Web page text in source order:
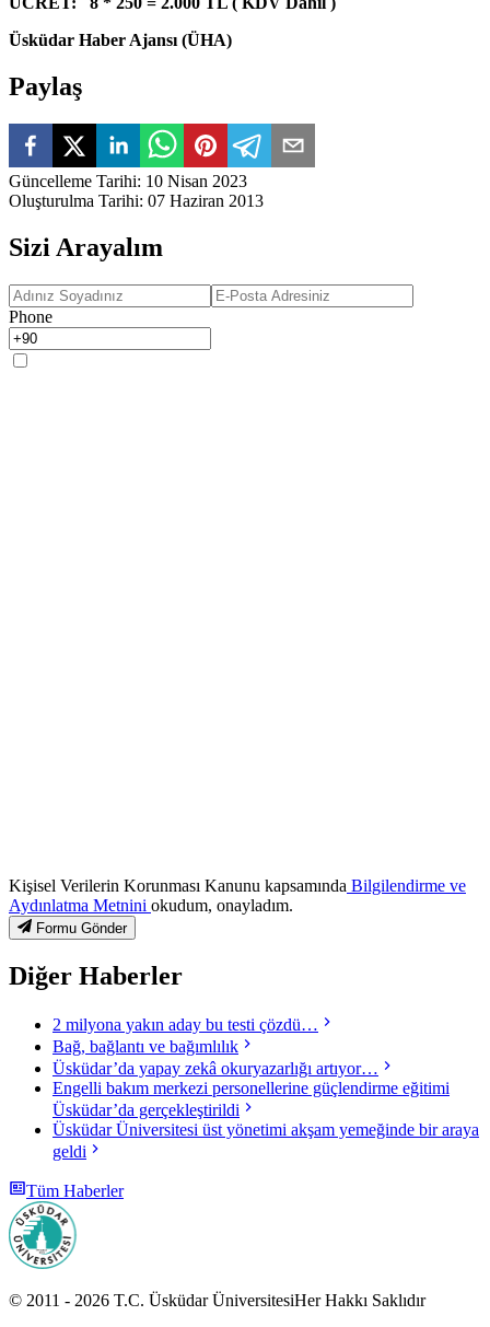
Üsküdar Haber Ajansı (ÜHA)
Paylaş
Güncelleme Tarihi: 10 Nisan 2023
Oluşturulma Tarihi: 07 Haziran 2013
Sizi Arayalım
Phone
Kişisel Verilerin Korunması Kanunu kapsamında Bilgilendirme ve
Aydınlatma Metnini okudum, onayladım.
Formu Gönder
Diğer Haberler
2 milyona yakın aday bu testi çözdü…
Bağ, bağlantı ve bağımlılık
Üsküdar’da yapay zekâ okuryazarlığı artıyor…
Engelli bakım merkezi personellerine güçlendirme eğitimi
Üsküdar’da gerçekleştirildi
Üsküdar Üniversitesi üst yönetimi akşam yemeğinde bir araya
geldi
Tüm Haberler
© 2011 - 2026 T.C. Üsküdar ÜniversitesiHer Hakkı Saklıdır